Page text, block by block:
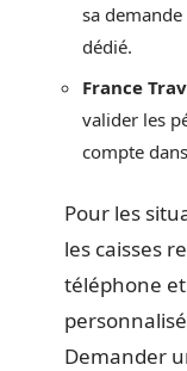
sa
dédié.
France
valider les
compte
Pour les
les caisses
téléphone
Demander